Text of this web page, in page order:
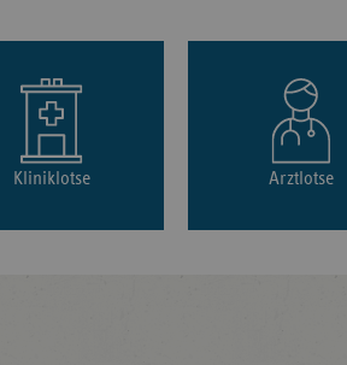
Kliniklotse Arztlotse